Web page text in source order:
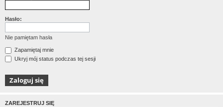
Hasło:
Nie pamiętam hasła
Zapamiętaj mnie
Ukryj mój status podczas tej sesji
ZAREJESTRUJ SIĘ